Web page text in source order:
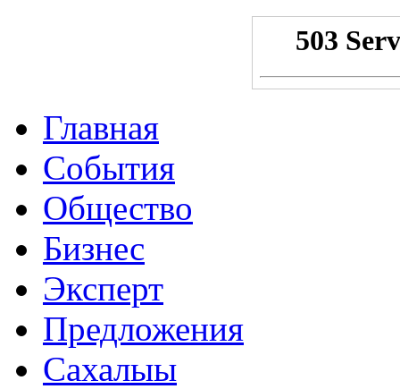
Главная
События
Общество
Бизнес
Эксперт
Предложения
Сахалыы